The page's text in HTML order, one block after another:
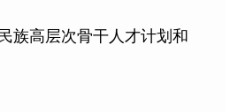
族高层次骨干人才计划和